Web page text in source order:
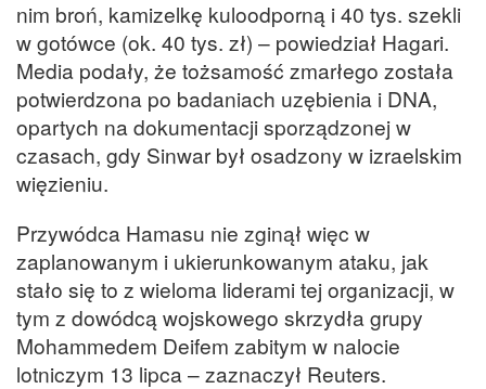
nim broń, kamizelkę kuloodporną i 40 tys. szekli
w gotówce (ok. 40 tys. zł) – powiedział Hagari.
Media podały, że tożsamość zmarłego została
potwierdzona po badaniach uzębienia i DNA,
opartych na dokumentacji sporządzonej w
czasach, gdy Sinwar był osadzony w izraelskim
więzieniu.
Przywódca Hamasu nie zginął więc w
zaplanowanym i ukierunkowanym ataku, jak
stało się to z wieloma liderami tej organizacji, w
tym z dowódcą wojskowego skrzydła grupy
Mohammedem Deifem zabitym w nalocie
lotniczym 13 lipca – zaznaczył Reuters.